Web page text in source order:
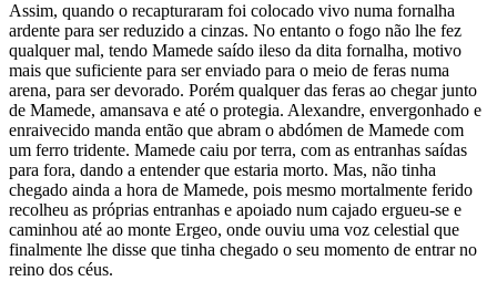
Assim, quando o recapturaram foi colocado vivo numa fornalha
ardente para ser reduzido a cinzas. No entanto o fogo não lhe fez
qualquer mal, tendo Mamede saído ileso da dita fornalha, motivo
mais que suficiente para ser enviado para o meio de feras numa
arena, para ser devorado. Porém qualquer das feras ao chegar junto
de Mamede, amansava e até o protegia. Alexandre, envergonhado e
enraivecido manda então que abram o abdómen de Mamede com
um ferro tridente. Mamede caiu por terra, com as entranhas saídas
para fora, dando a entender que estaria morto. Mas, não tinha
chegado ainda a hora de Mamede, pois mesmo mortalmente ferido
recolheu as próprias entranhas e apoiado num cajado ergueu-se e
caminhou até ao monte Ergeo, onde ouviu uma voz celestial que
finalmente lhe disse que tinha chegado o seu momento de entrar no
reino dos céus.